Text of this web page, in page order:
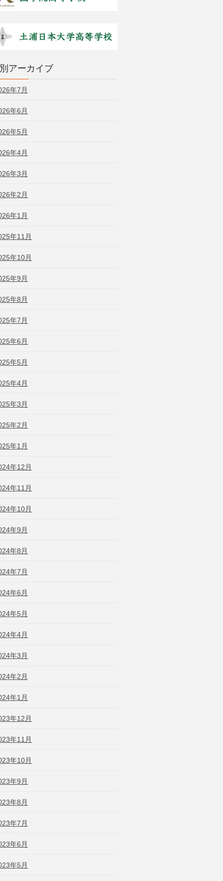
アーカイブ
年7月
年6月
年5月
年4月
年3月
年2月
年1月
年11月
年10月
年9月
年8月
年7月
年6月
年5月
年4月
年3月
年2月
年1月
年12月
年11月
年10月
年9月
年8月
年7月
年6月
年5月
年4月
年3月
年2月
年1月
年12月
年11月
年10月
年9月
年8月
年7月
年6月
年5月